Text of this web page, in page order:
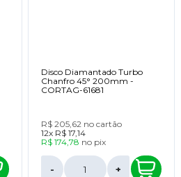
Disco Diamantado Turbo
Chanfro 45° 200mm -
CORTAG-61681
R$ 205,62 no cartão
12x R$ 17,14
R$ 174,78 no pix
- +